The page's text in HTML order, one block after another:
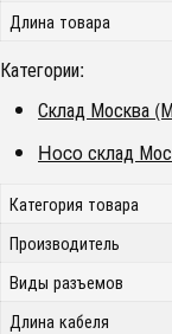
Длина товара
Категории:
Склад Москва
Hoco склад
Категория товара
Производитель
Виды разъемов
Длина кабеля